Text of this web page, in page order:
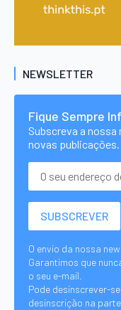
NEWSLETTER
Fique Sempre
Subscreva a
novas publicações.
O envio da nossa
Garantimos que
o seu e-mail.
Pode desinscrever-
desinscrição na